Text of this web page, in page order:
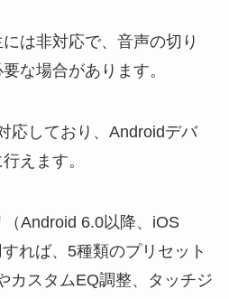
は非対応で、音声の切り
な場合があります。
応しており、Androidデバ
えます。
Android 6.0以降、iOS
れば、5種類のプリセット
カスタムEQ調整、タッチジ